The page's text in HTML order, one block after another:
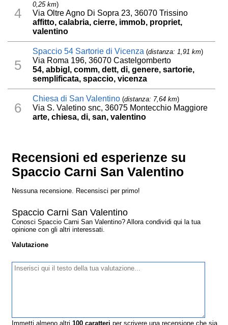
4
0,25 km)
Via Oltre Agno Di Sopra 23, 36070 Trissino
affitto, calabria, cierre, immob, propriet,
valentino
5
Spaccio 54 Sartorie di Vicenza (distanza: 1,91 km)
Via Roma 196, 36070 Castelgomberto
54, abbigl, comm, dett, di, genere, sartorie,
semplificata, spaccio, vicenza
6
Chiesa di San Valentino (distanza: 7,64 km)
Via S. Valetino snc, 36075 Montecchio Maggiore
arte, chiesa, di, san, valentino
Recensioni ed esperienze su
Spaccio Carni San Valentino
Nessuna recensione. Recensisci per primo!
Spaccio Carni San Valentino
Conosci Spaccio Carni San Valentino? Allora condividi qui la tua
opinione con gli altri interessati.
Valutazione
Immetti almeno altri100 caratteri per scrivere una recensione che sia